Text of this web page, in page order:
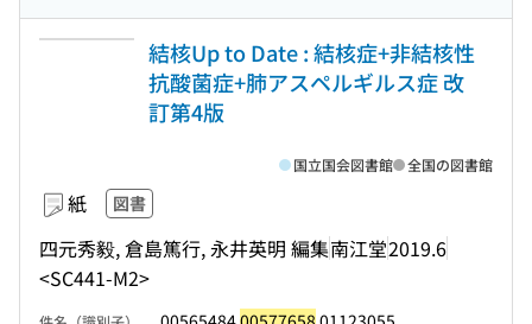
結核Up to Date : 結核症+非結核性
抗酸菌症+肺アスペルギルス症 改
訂第4版
紙 図書
四元秀毅, 倉島篤行, 永井英明 編集南江堂2019.6
<SC441-M2>
国立国会図書館 全国の図書館